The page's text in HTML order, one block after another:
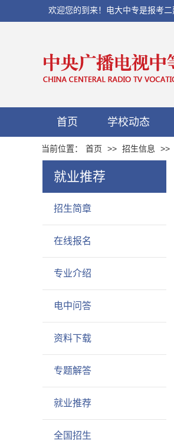
欢迎您的到来！电大中专是报考
首页 学校动态
当前位置： 首页 >> 招生信息 >>
就业推荐
招生简章
在线报名
专业介绍
电中问答
资料下载
专题解答
就业推荐
全国招生